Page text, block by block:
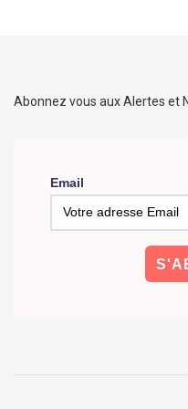
Abonnez vous aux Alertes et
Email